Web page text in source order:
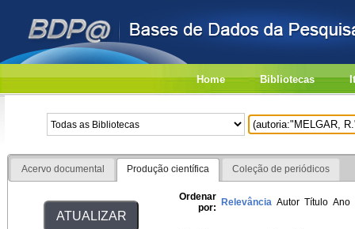
Home Bibliotecas
Acervo documental Produção científica Coleção de periódicos
Ordenar
por: Relevância Autor Título Ano